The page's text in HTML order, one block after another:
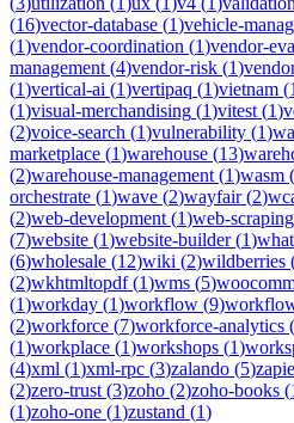
(16)vector-database (1)vehicle-
(1)vendor-coordination (1)vendor-
management (4)vendor-risk (1)
(1)vertical-ai (1)vertipaq (1)vietnam (1
(1)visual-merchandising (1)vitest (1)
(2)voice-search (1)vulnerability (1)
marketplace (1)warehouse (13)
(2)warehouse-management (1)wasm (
orchestrate (1)wave (2)wayfair(2)
(2)web-development (1)web-scraping
(7)website (1)website-builder(1)
(6)wholesale (12)wiki (2)wildberries
(2)wkhtmltopdf(1)wms (5)
(1)workday (1)workflow (9)
(2)workforce (7)workforce-analytics (
(1)workplace (1)workshops (1)
(4)xml (1)xml-rpc (3)zalando (5)
(2)zero-trust (3)zoho (2)zoho-books (
(1)zoho-one (1)zustand (1)